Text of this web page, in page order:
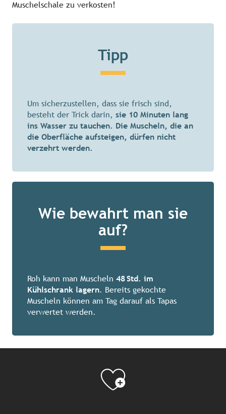
Muschelschale zu verkosten!
Tipp
Um sicherzustellen, dass sie frisch sind,
besteht der Trick darin, sie 10 Minuten lang
ins Wasser zu tauchen. Die Muscheln, die an
die Oberfläche aufsteigen, dürfen nicht
verzehrt werden.
Wie bewahrt man sie
auf?
Roh kann man Muscheln 48 Std. im
Kühlschrank lagern. Bereits gekochte
Muscheln können am Tag darauf als Tapas
verwertet werden.